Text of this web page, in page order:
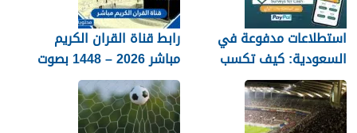
استطلاعات مدفوعة في
السعودية: كيف تكسب
المال مع MultiPolls
رابط قناة القران الكريم
مباشر 2026 – 1448 بصوت
جميل